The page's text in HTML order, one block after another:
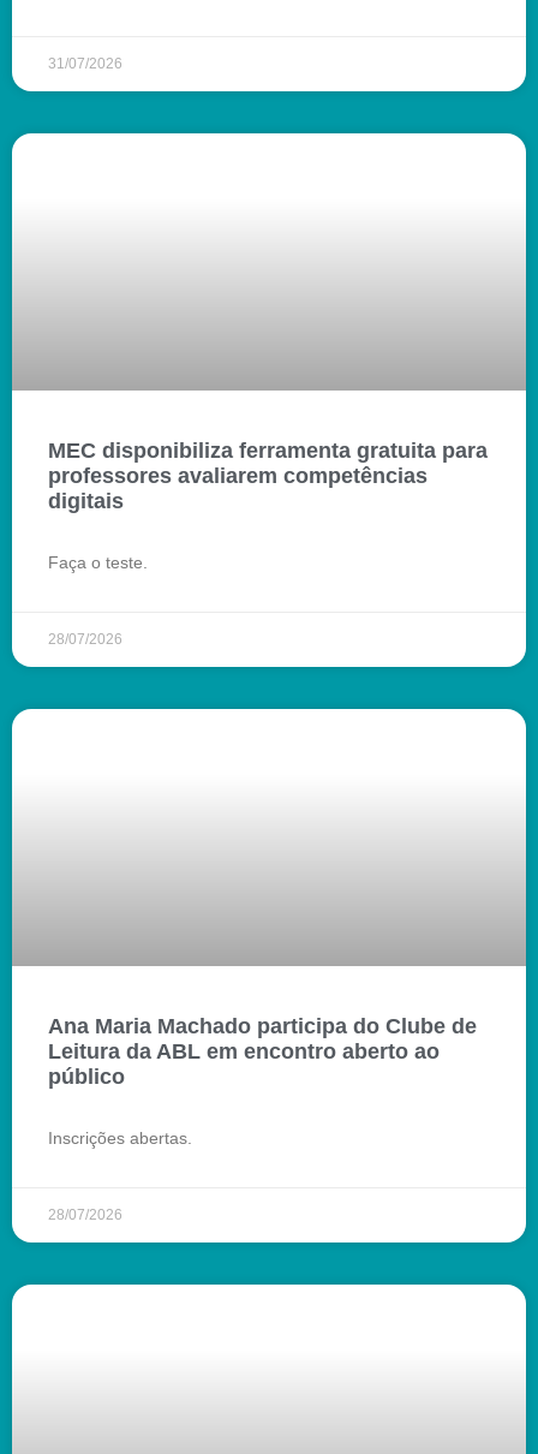
31/07/2026
MEC disponibiliza ferramenta gratuita para
professores avaliarem competências
digitais
Faça o teste.
28/07/2026
Ana Maria Machado participa do Clube de
Leitura da ABL em encontro aberto ao
público
Inscrições abertas.
28/07/2026